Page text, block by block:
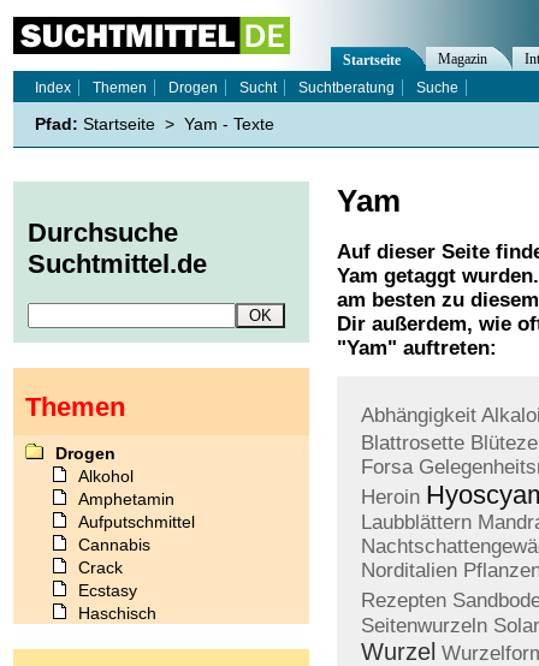
Yam
Auf dieser Seite
Yam getaggt
am besten zu
Dir außerdem, wie
"Yam" auftreten:
Abhängigkeit
Blattrosette
Forsa
Heroin
Laubblättern
Norditalien
Rezepten
Seitenwurzeln
Wurzel
Startseite Magazin
Index
Themen Drogen Sucht Suchtberatung Suche
Pfad: Startseite > Yam - Texte
Durchsuche
Suchtmittel.de
Themen
Drogen
Alkohol
Amphetamin
Aufputschmittel
Cannabis
Crack
Ecstasy
Haschisch